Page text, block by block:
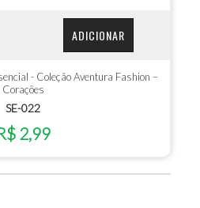
ADICIONAR
- Coleção Aventura Fashion –
Corações
SE-022
2,99